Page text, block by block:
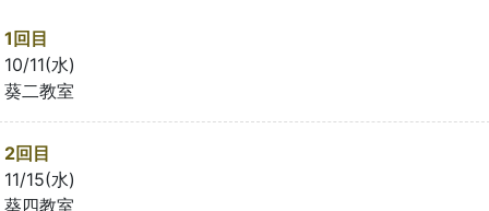
1回目
10/11(水)
葵二教室
2回目
11/15(水)
葵四教室